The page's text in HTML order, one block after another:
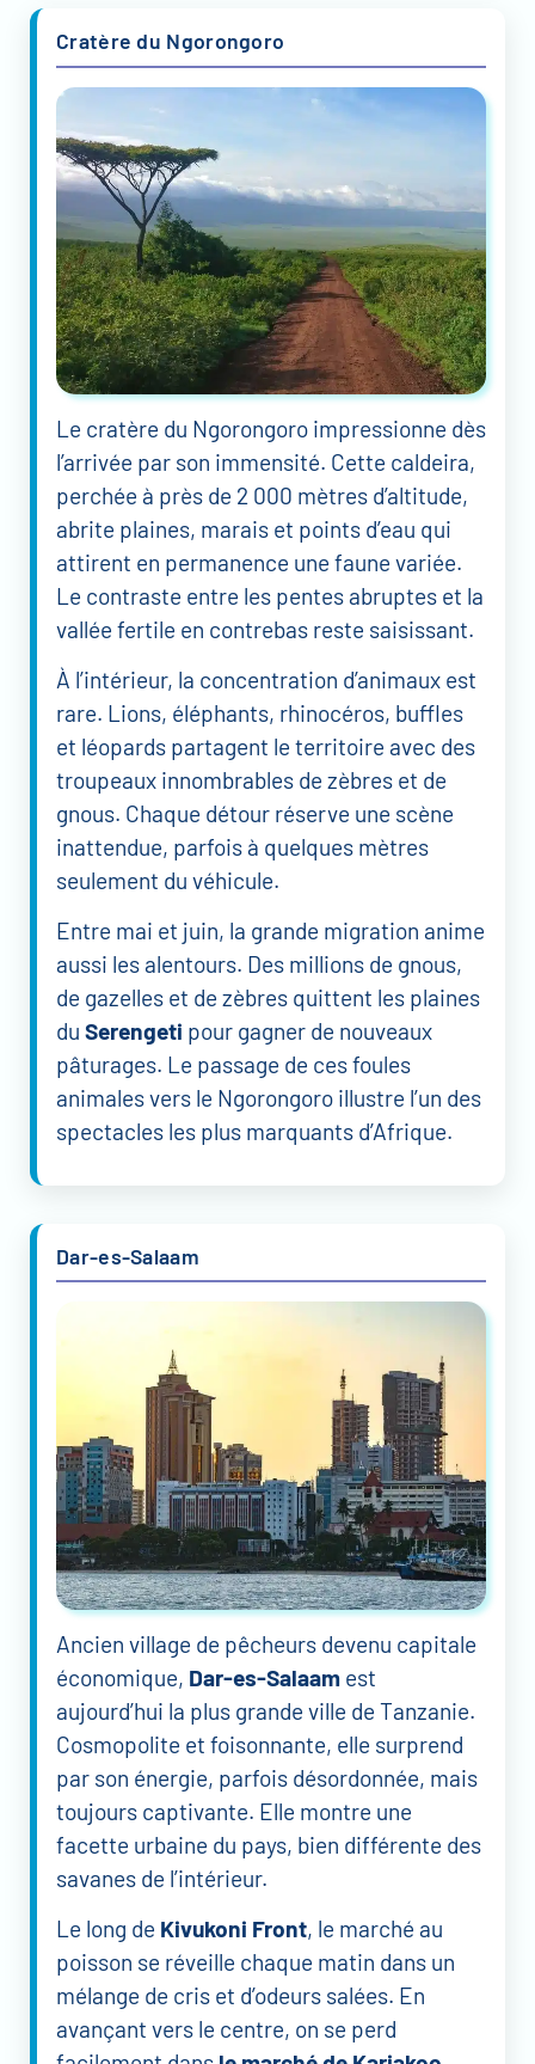
Cratère du Ngorongoro
Le cratère du Ngorongoro impressionne dès
l’arrivée par son immensité. Cette caldeira,
perchée à près de 2 000 mètres d’altitude,
abrite plaines, marais et points d’eau qui
attirent en permanence une faune variée.
Le contraste entre les pentes abruptes et la
vallée fertile en contrebas reste saisissant.
À l’intérieur, la concentration d’animaux est
rare. Lions, éléphants, rhinocéros, buffles
et léopards partagent le territoire avec des
troupeaux innombrables de zèbres et de
gnous. Chaque détour réserve une scène
inattendue, parfois à quelques mètres
seulement du véhicule.
Entre mai et juin, la grande migration anime
aussi les alentours. Des millions de gnous,
de gazelles et de zèbres quittent les plaines
du Serengeti pour gagner de nouveaux
pâturages. Le passage de ces foules
animales vers le Ngorongoro illustre l’un des
spectacles les plus marquants d’Afrique.
Dar-es-Salaam
Ancien village de pêcheurs devenu capitale
économique, Dar-es-Salaam est
aujourd’hui la plus grande ville de Tanzanie.
Cosmopolite et foisonnante, elle surprend
par son énergie, parfois désordonnée, mais
toujours captivante. Elle montre une
facette urbaine du pays, bien différente des
savanes de l’intérieur.
Le long de Kivukoni Front, le marché au
poisson se réveille chaque matin dans un
mélange de cris et d’odeurs salées. En
avançant vers le centre, on se perd